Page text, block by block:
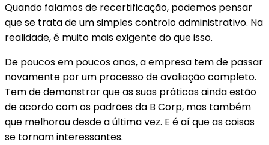
Quando falamos de recertificação, podemos pensar
que se trata de um simples controlo administrativo. Na
realidade, é muito mais exigente do que isso.
De poucos em poucos anos, a empresa tem de passar
novamente por um processo de avaliação completo.
Tem de demonstrar que as suas práticas ainda estão
de acordo com os padrões da B Corp, mas também
que melhorou desde a última vez. E é aí que as coisas
se tornam interessantes.